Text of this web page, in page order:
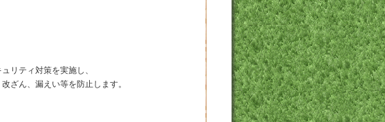
リティ対策を実施し、
ざん、漏えい等を防止します。